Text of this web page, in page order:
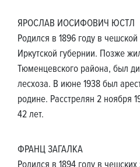
ЯРОСЛАВ ИОСИФОВИЧ ЮСТЛ
Родился в 1896 году в
Иркутской губернии. Позже
Тюменцевского района, был
лесхоза. В июне 1938 был
родине. Расстрелян 2 ноября
42 лет.
ФРАНЦ ЗАГАЛКА